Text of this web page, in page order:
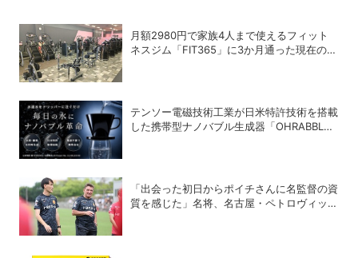
月額2980円で家族4人まで使えるフィット
ネスジム「FIT365」に3か月通った現在のリ
テンソー電磁技術工業が日米特許技術を搭載
した携帯型ナノバブル生成器「OHRABBLE
「出会った初日からポイチさんに名監督の資
質を感じた」名将、名古屋・ペトロヴィッチ